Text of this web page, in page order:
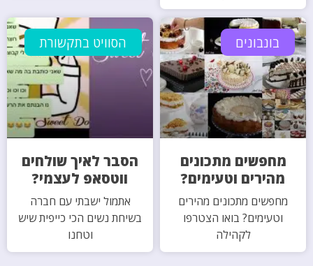
בונבונים
מחפשים מתכונים
מהירים וטעימים?
מחפשים מתכונים מהירים
וטעימים? בואו הצטרפו
לקהילה
הסוויט בתקשורת
הסבר לאיך שולחים
ווטסאפ לעצמי?
אתמול ישבתי עם חברה
בשיחת נשים הכי כייפית שיש
וטחנו